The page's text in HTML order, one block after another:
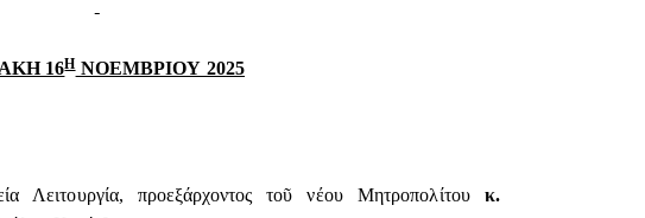
16ΗΝΟΕΜΒΡΙΟΥ 2025
Λειτουργία, προεξάρχοντος τοῦ νέου Μητροπολίτου κ.